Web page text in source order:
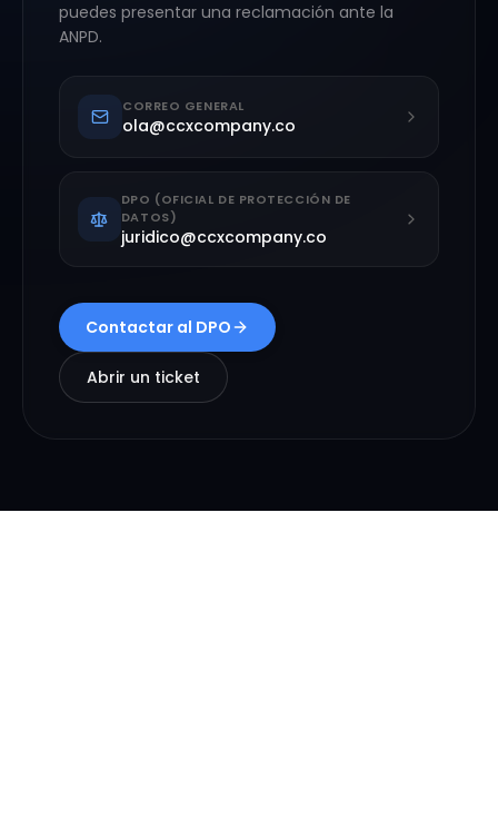
puedes presentar una reclamación ante la
ANPD.
CORREO GENERAL
ola@ccxcompany.co
DPO (OFICIAL DE PROTECCIÓN DE
DATOS)
juridico@ccxcompany.co
Contactar al DPO
Abrir un ticket